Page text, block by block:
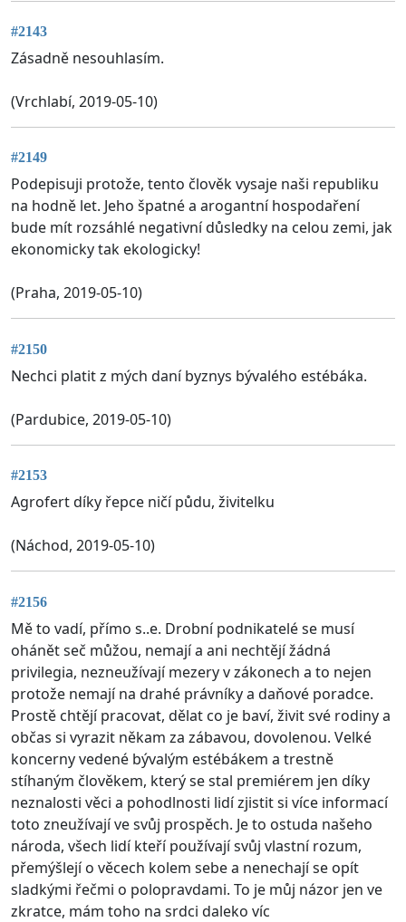
#2143
Zásadně nesouhlasím.
(Vrchlabí, 2019-05-10)
#2149
Podepisuji protože, tento člověk vysaje naši republiku
na hodně let. Jeho špatné a arogantní hospodaření
bude mít rozsáhlé negativní důsledky na celou zemi, jak
ekonomicky tak ekologicky!
(Praha, 2019-05-10)
#2150
Nechci platit z mých daní byznys bývalého estébáka.
(Pardubice, 2019-05-10)
#2153
Agrofert díky řepce ničí půdu, živitelku
(Náchod, 2019-05-10)
#2156
Mě to vadí, přímo s..e. Drobní podnikatelé se musí
ohánět seč můžou, nemají a ani nechtějí žádná
privilegia, nezneužívají mezery v zákonech a to nejen
protože nemají na drahé právníky a daňové poradce.
Prostě chtějí pracovat, dělat co je baví, živit své rodiny a
občas si vyrazit někam za zábavou, dovolenou. Velké
koncerny vedené bývalým estébákem a trestně
stíhaným člověkem, který se stal premiérem jen díky
neznalosti věci a pohodlnosti lidí zjistit si více informací
toto zneužívají ve svůj prospěch. Je to ostuda našeho
národa, všech lidí kteří používají svůj vlastní rozum,
přemýšlejí o věcech kolem sebe a nenechají se opít
sladkými řečmi o polopravdami. To je můj názor jen ve
zkratce, mám toho na srdci daleko víc